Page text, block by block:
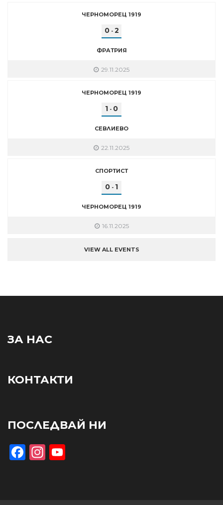
ЧЕРНОМОРЕЦ 1919
0- 2
ФРАТРИЯ
29.11.2025
ЧЕРНОМОРЕЦ 1919
1 - 0
СЕВЛИЕВО
22.11.2025
СПОРТИСТ
0 - 1
ЧЕРНОМОРЕЦ 1919
16.11.2025
VIEW ALL EVENTS
ЗА НАС
КОНТАКТИ
ПОСЛЕДВАЙ НИ
Facebook
Instagram